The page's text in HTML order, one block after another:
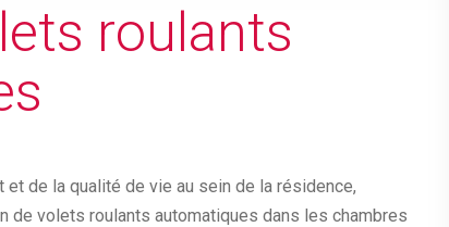
roulants
et de la qualité de vie au sein de la résidence,
de volets roulants automatiques dans les chambres